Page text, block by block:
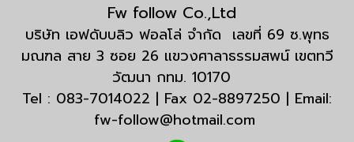
Fw follow Co.,Ltd
บริษัท เอฟดับบลิว ฟอลโล่ จำกัด เลขที่ 69 ซ.พุทธ
มณฑล สาย 3 ซอย 26 แขวงศาลาธรรมสพน์ เขตทวี
วัฒนา กทม. 10170
Tel : 083-7014022 | Fax 02-8897250 | Email:
fw-follow@hotmail.com